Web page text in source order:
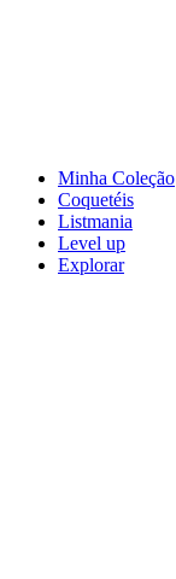
Minha Coleção
Coquetéis
Listmania
Level up
Explorar